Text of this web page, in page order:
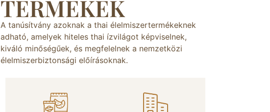
TERMÉKEK
A tanúsítvány azoknak a thai élelmiszertermékeknek
adható, amelyek hiteles thai ízvilágot képviselnek,
kiváló minőségűek, és megfelelnek a nemzetközi
élelmiszerbiztonsági előírásoknak.